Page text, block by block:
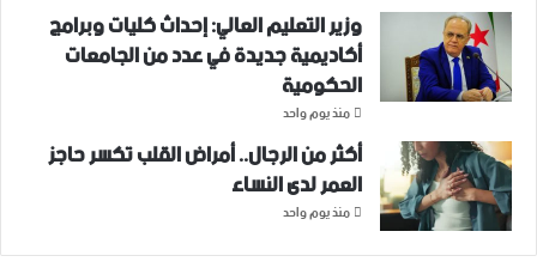
وزير التعليم العالي: إحداث كليات وبرامج
أكاديمية جديدة في عدد من الجامعات
الحكومية
منذ يوم واحد
أكثر من الرجال.. أمراض القلب تكسر حاجز
العمر لدى النساء
منذ يوم واحد